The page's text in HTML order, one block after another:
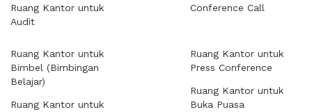
Ruang Kantor untuk
Audit
Conference Call
Ruang Kantor untuk
Bimbel (Bimbingan
Belajar)
Ruang Kantor untuk
Ruang Kantor untuk
Press Conference
Ruang Kantor untuk
Buka Puasa